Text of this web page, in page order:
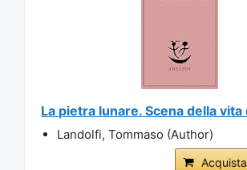
La pietra lunare. Scena della
Landolfi, Tommaso (Author)